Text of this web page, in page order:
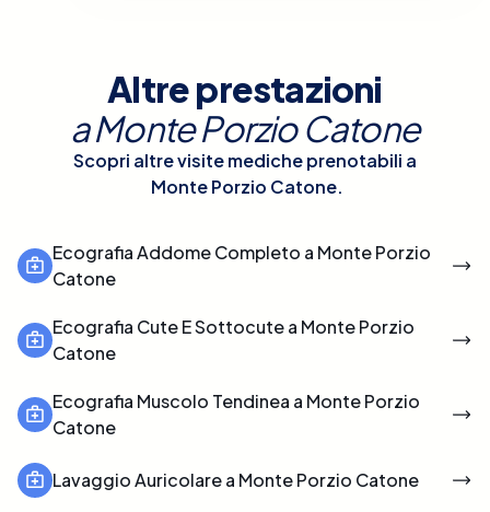
Altre prestazioni
aMonte Porzio Catone
Scopri altre visite mediche prenotabili a
Monte Porzio Catone.
Ecografia Addome Completo a Monte Porzio
Catone
Ecografia Cute E Sottocute a Monte Porzio
Catone
Ecografia Muscolo Tendinea a Monte Porzio
Catone
Lavaggio Auricolare a Monte Porzio Catone